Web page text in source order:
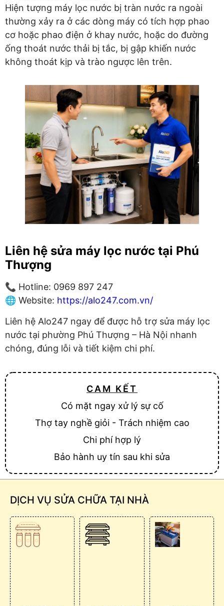
Hiện tượng máy lọc nước bị tràn nước ra ngoài
thường xảy ra ở các dòng máy có tích hợp phao
cơ hoặc phao điện ở khay nước, hoặc do đường
ống thoát nước thải bị tắc, bị gập khiến nước
không thoát kịp và trào ngược lên trên.
Liên hệ sửa máy lọc nước tại Phú
Thượng
📞 Hotline: 0969 897 247
🌐 Website: https://alo247.com.vn/
Liên hệ Alo247 ngay để được hỗ trợ sửa máy lọc
nước tại phường Phú Thượng – Hà Nội nhanh
chóng, đúng lỗi và tiết kiệm chi phí.
CAM KẾT
Có mặt ngay xử lý sự cố
Thợ tay nghề giỏi - Trách nhiệm cao
Chi phí hợp lý
Bảo hành uy tín sau khi sửa
DỊCH VỤ SỬA CHỮA TẠI NHÀ